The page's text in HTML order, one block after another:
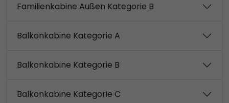
Familienkabine Außen Kategorie B
Balkonkabine Kategorie A
Balkonkabine Kategorie B
Balkonkabine Kategorie C